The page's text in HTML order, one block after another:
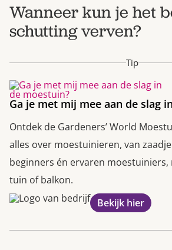
Wanneer kun je het
schutting verven?
Tip
Ga je met mij mee aan de slag
Ontdek de Gardeners’ World
alles over moestuinieren, van
beginners én ervaren
tuin of balkon.
Bekijk hier